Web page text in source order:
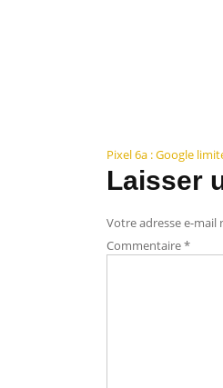
de
l’article
Pixel 6a : Google
Laisser
Votre adresse e-mail
Commentaire*